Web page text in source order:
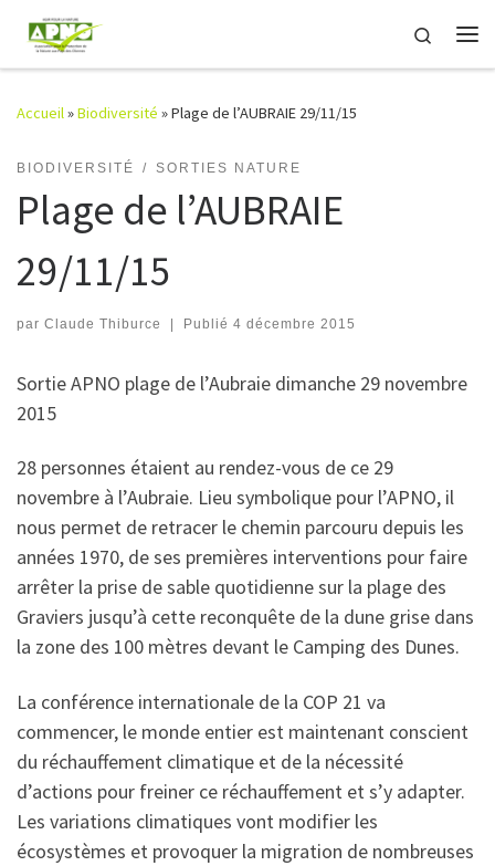
Passer au contenu
Search
Accueil»Biodiversité »Plage de l’AUBRAIE 29/11/15
BIODIVERSITÉ SORTIES NATURE
Plage de l’AUBRAIE
29/11/15
par Claude Thiburce | Publié 4 décembre 2015
Sortie APNO plage de l’Aubraie dimanche 29 novembre
2015
28 personnes étaient au rendez-vous de ce 29
novembre à l’Aubraie. Lieu symbolique pour l’APNO, il
nous permet de retracer le chemin parcouru depuis les
années 1970, de ses premières interventions pour faire
arrêter la prise de sable quotidienne sur la plage des
Graviers jusqu’à cette reconquête de la dune grise dans
la zone des 100 mètres devant le Camping des Dunes.
La conférence internationale de la COP 21 va
commencer, le monde entier est maintenant conscient
du réchauffement climatique et de la nécessité
d’actions pour freiner ce réchauffement et s’y adapter.
Les variations climatiques vont modifier les
écosystèmes et provoquer la migration de nombreuses